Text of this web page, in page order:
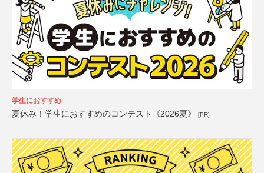
学生におすすめ
夏休み！学生におすすめのコンテスト《2026夏》 [PR]